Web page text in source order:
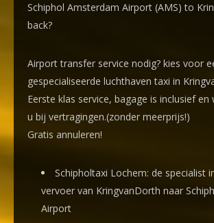
Schiphol Amsterdam Airport (AMS) to
back?
Airport transfer service nodig? kies voor
gespecialiseerde luchthaven taxi in
Eerste klas service, bagage is inclusief
u bij vertragingen.(zonder meerprijs!)
Gratis annuleren!
Schipholtaxi Lochem: de specialist
vervoer van KringvanDorth naar
Airport